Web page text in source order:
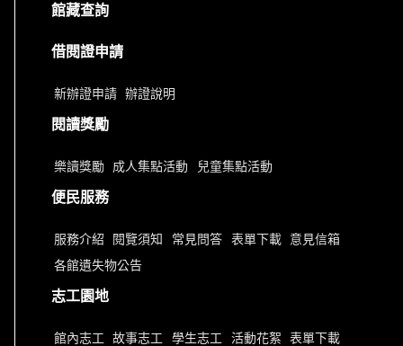
館藏查詢
借閱證申請
新辦證申請 辦證說明
閱讀獎勵
樂讀獎勵 成人集點活動 兒童集點活動
便民服務
服務介紹 閱覽須知 常見問答 表單下載 意見信箱
各館遺失物公告
志工園地
館內志工 故事志工 學生志工 活動花絮 表單下載